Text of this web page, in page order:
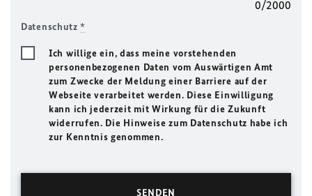
0/2000
Datenschutz*
Ich willige ein, dass meine vorstehenden
personenbezogenen Daten vom Auswärtigen Amt
zum Zwecke der Meldung einer Barriere auf der
Webseite verarbeitet werden. Diese Einwilligung
kann ich jederzeit mit Wirkung für die Zukunft
widerrufen. Die Hinweise zum Datenschutz habe ich
zur Kenntnis genommen.